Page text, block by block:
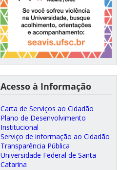
Acesso à Informação
Carta de Serviços ao Cidadão
Plano de Desenvolvimento
Institucional
Serviço de informação ao Cidadão
Transparência Pública
Universidade Federal de Santa
Catarina